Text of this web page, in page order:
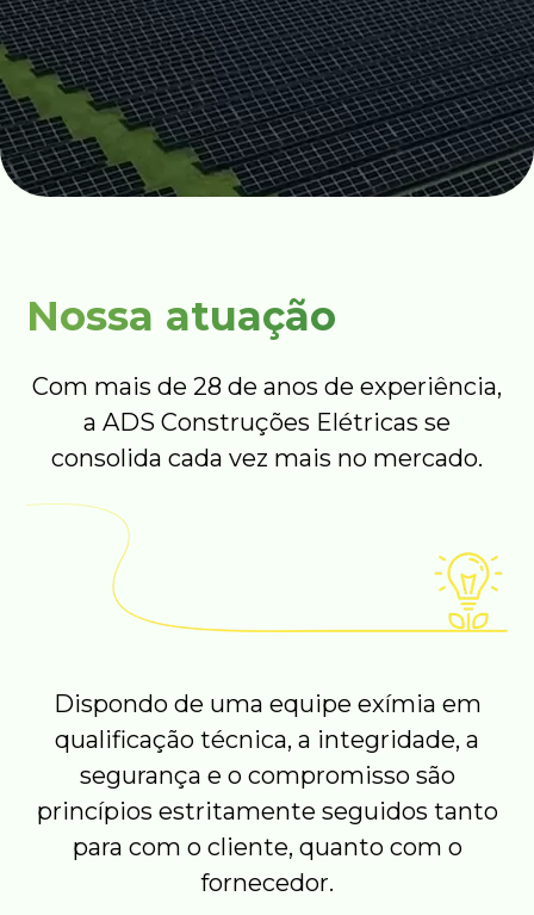
Nossa atuação
Com mais de 28 de anos de experiência,
a ADS Construções Elétricas se
consolida cada vez mais no mercado.
Dispondo de uma equipe exímia em
qualificação técnica, a integridade, a
segurança e o compromisso são
princípios estritamente seguidos tanto
para com o cliente, quanto com o
fornecedor.